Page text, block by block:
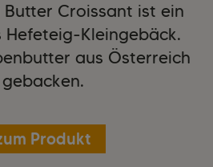
Butter Croissant ist ein
Hefeteig-Kleingebäck.
aus Österreich
gebacken.
Produkt